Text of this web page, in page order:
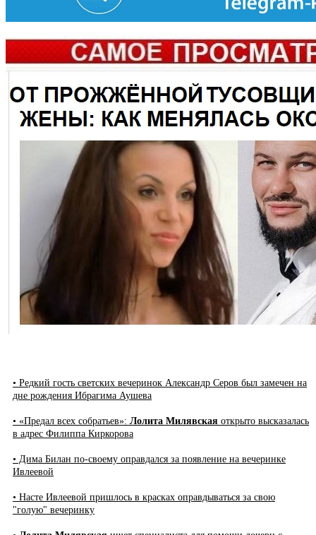
• Редкий гость светских вечеринок Александр Серов был замечен на
дне рождения Ибрагима Аушева
• «Предал всех собратьев»: Лолита Милявская открыто высказалась
в адрес Филиппа Киркорова
• Дима Билан по-своему оправдался за появление на вечеринке
Ивлеевой
• Насте Ивлеевой пришлось в красках оправдываться за свою
"голую" вечеринку